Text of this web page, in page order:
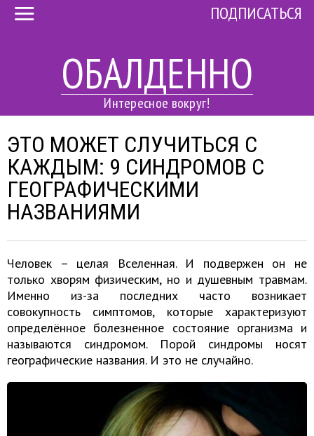
ОБАЛДЕННО
Интересное вокруг!
ПОДПИСАТЬСЯ
ЭТО МОЖЕТ СЛУЧИТЬСЯ С
КАЖДЫМ: 9 СИНДРОМОВ С
ГЕОГРАФИЧЕСКИМИ
НАЗВАНИЯМИ
Человек – целая Вселенная. И подвержен он не
только хворям физическим, но и душевным травмам.
Именно из-за последних часто возникает
совокупность симптомов, которые характеризуют
определённое болезненное состояние организма и
называются синдромом. Порой синдромы носят
географические названия. И это не случайно.